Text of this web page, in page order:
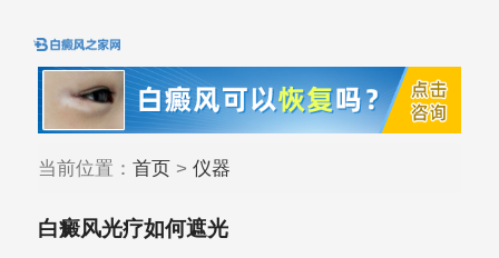
当前位置： 首页> 仪器
白癜风光疗如何遮光